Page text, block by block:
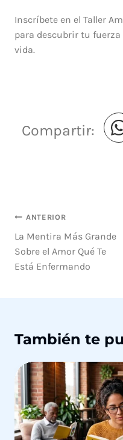
Inscríbete en el Taller
para descubrir tu
vida.
Compartir:
Navegación
de
entradas
ANTERIOR
La Mentira Más Grande
Sobre el Amor Qué Te
Está Enfermando
También te